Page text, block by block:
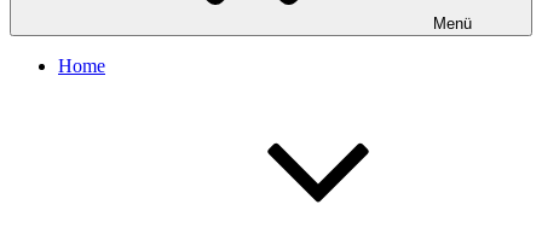
Menü
Home